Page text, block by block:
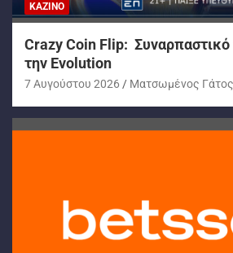
ΚΑΖΊΝΟ
Crazy Coin Flip: Συναρπαστικό
την Evolution
7 Αυγούστου 2026 Ματσωμένος Γάτος